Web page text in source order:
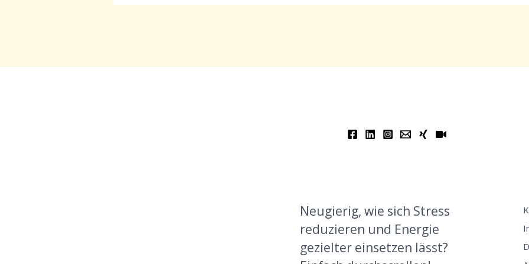
Neugierig, wie sich Stress
reduzieren und Energie
gezielter einsetzen lässt?